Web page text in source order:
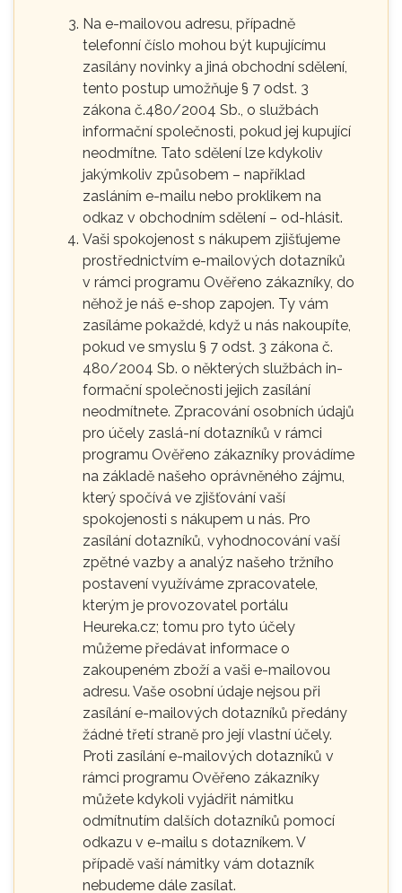
Na e-mailovou adresu, případně
telefonní číslo mohou být kupujícímu
zasílány novinky a jiná obchodní sdělení,
tento postup umožňuje § 7 odst. 3
zákona č.480/2004 Sb., o službách
informační společnosti, pokud jej kupující
neodmítne. Tato sdělení lze kdykoliv
jakýmkoliv způsobem – například
zasláním e-mailu nebo proklikem na
odkaz v obchodním sdělení – od-hlásit.
Vaši spokojenost s nákupem zjišťujeme
prostřednictvím e-mailových dotazníků
v rámci programu Ověřeno zákazníky, do
něhož je náš e-shop zapojen. Ty vám
zasíláme pokaždé, když u nás nakoupíte,
pokud ve smyslu § 7 odst. 3 zákona č.
480/2004 Sb. o některých službách in-
formační společnosti jejich zasílání
neodmítnete. Zpracování osobních údajů
pro účely zaslá-ní dotazníků v rámci
programu Ověřeno zákazníky provádíme
na základě našeho oprávněného zájmu,
který spočívá ve zjišťování vaší
spokojenosti s nákupem u nás. Pro
zasílání dotazníků, vyhodnocování vaší
zpětné vazby a analýz našeho tržního
postavení využíváme zpracovatele,
kterým je provozovatel portálu
Heureka.cz; tomu pro tyto účely
můžeme předávat informace o
zakoupeném zboží a vaši e-mailovou
adresu. Vaše osobní údaje nejsou při
zasílání e-mailových dotazníků předány
žádné třetí straně pro její vlastní účely.
Proti zasílání e-mailových dotazníků v
rámci programu Ověřeno zákazníky
můžete kdykoli vyjádřit námitku
odmítnutím dalších dotazníků pomocí
odkazu v e-mailu s dotazníkem. V
případě vaší námitky vám dotazník
nebudeme dále zasílat.